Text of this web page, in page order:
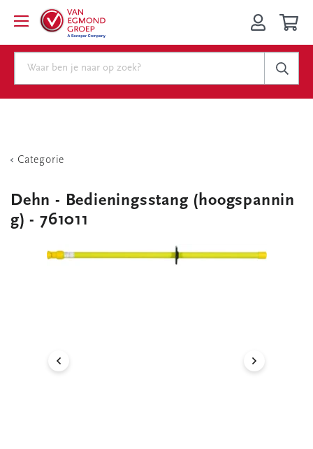
Categorie
Dehn - Bedieningsstang (hoogspannin
g) - 761011